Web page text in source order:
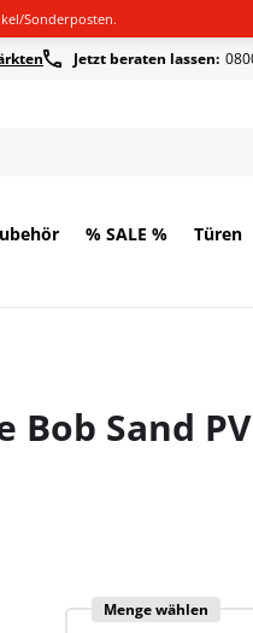
Sonderposten.
Jetzt beraten lassen:
% SALE % Türen
Sand
Menge wählen